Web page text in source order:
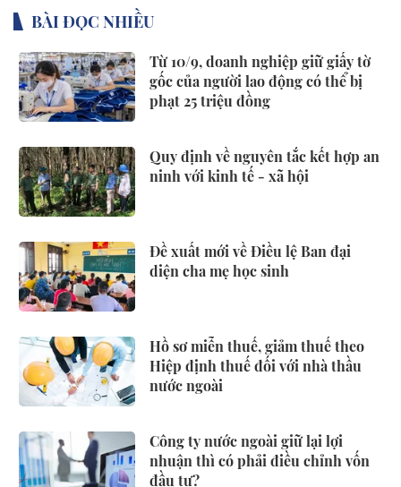
BÀI ĐỌC NHIỀU
Từ 10/9, doanh nghiệp giữ giấy tờ
gốc của người lao động có thể bị
phạt 25 triệu đồng
Quy định về nguyên tắc kết hợp an
ninh với kinh tế - xã hội
Đề xuất mới về Điều lệ Ban đại
diện cha mẹ học sinh
Hồ sơ miễn thuế, giảm thuế theo
Hiệp định thuế đối với nhà thầu
nước ngoài
Công ty nước ngoài giữ lại lợi
nhuận thì có phải điều chỉnh vốn
đầu tư?